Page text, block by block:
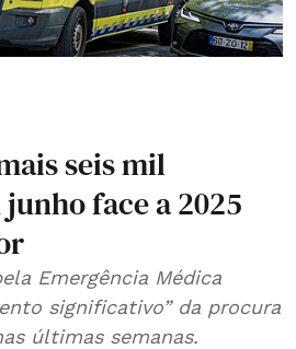
seis mil
face a 2025
Emergência Médica
significativo” da procura
últimas semanas.